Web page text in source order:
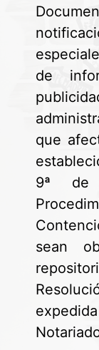
de
que
9ª
sean